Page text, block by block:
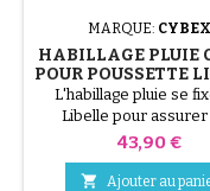
MARQUE: CYBEX
HABILLAGE PLUIE
POUR POUSSETTE
L'habillage pluie se
Libelle pour assurer
protection efficace
Prix
43,90 €
 Ajouter au